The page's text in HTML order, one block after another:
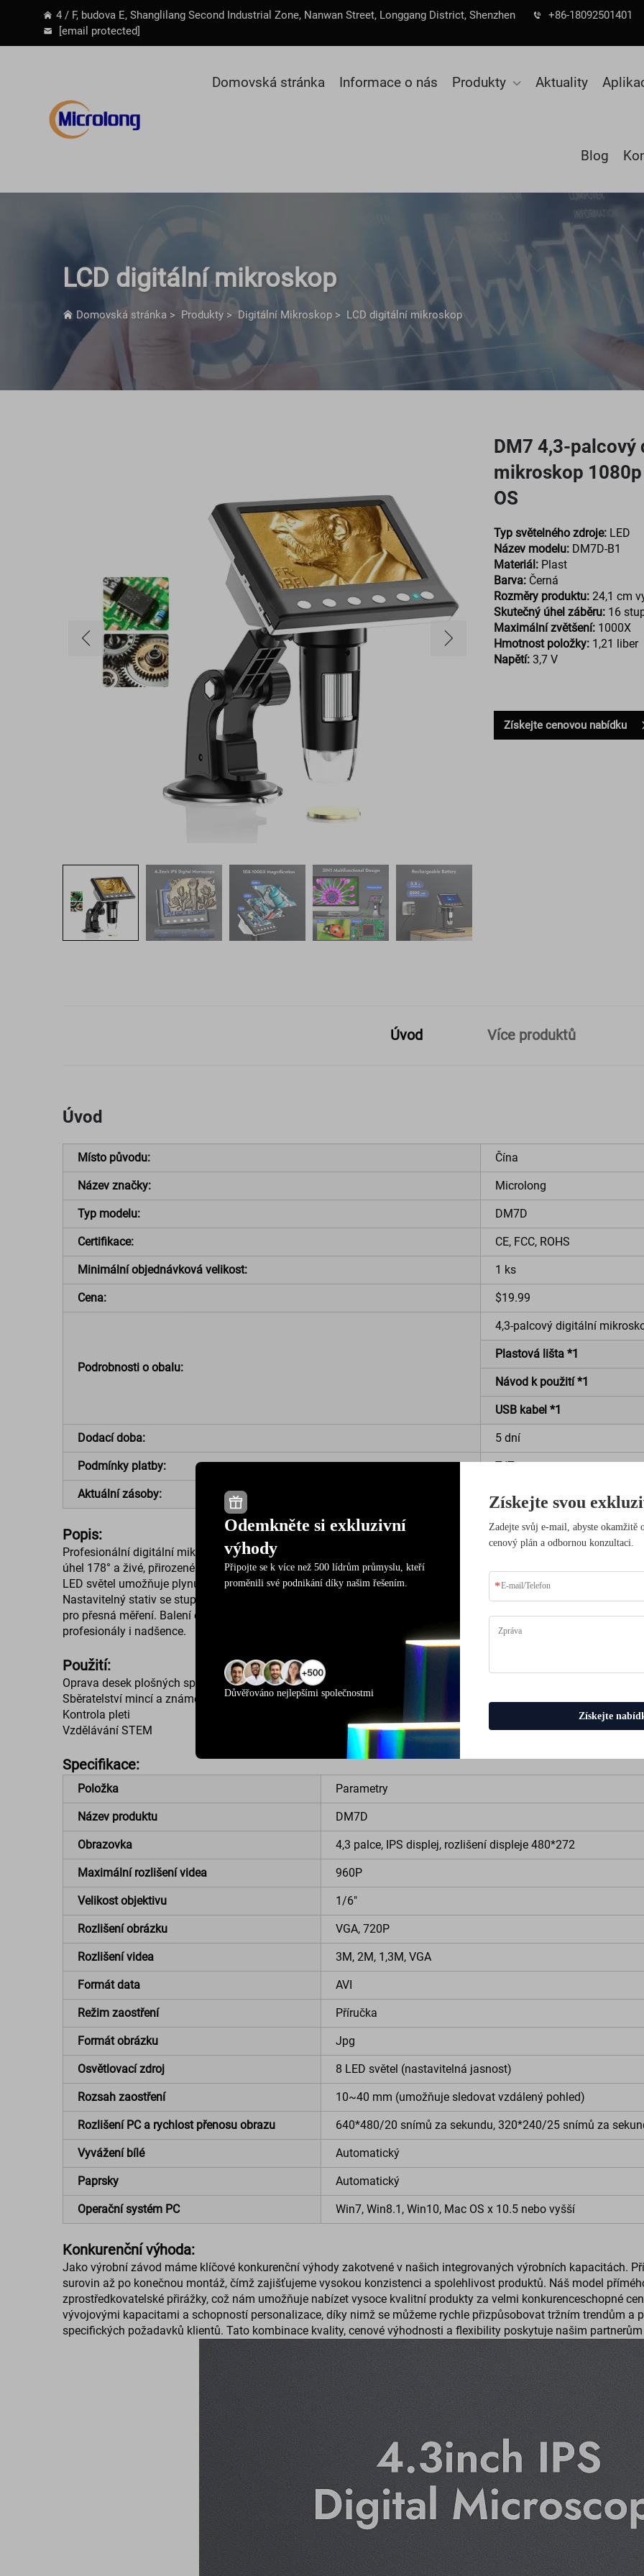
4 / F, budova E, Shanglilang Second Industrial Zone, Nanwan Street, Longgang District, Shenzhen
+86-18092501401
[email protected]
Domovská stránka Informace o nás Produkty Aktuality
Blog
LCD digitální mikroskop
Domovská stránka > Produkty > Digitální Mikroskop > LCD digitální mikroskop
DM7 4,3-
mikroskop
OS
Typ světelného zdroje: LED
Název modelu: DM7D-B1
Materiál: Plast
Barva: Černá
Rozměry produktu: 24,1 cm
Skutečný úhel záběru: 16
Maximální zvětšení: 1000X
Hmotnost položky: 1,21 liber
Napětí: 3,7 V
Získejte cenovou nabídku
Úvod Více produktů
Úvod
Místo původu: Čína
Název značky: Microlong
Typ modelu: DM7D
Certifikace: CE, FCC, ROHS
Minimální objednávková velikost: 1 ks
Cena: $19.99
Podrobnosti o obalu:
4,3-palcový digitální
Plastová lišta *1
Návod k použití *1
USB kabel *1
Dodací doba: 5 dní
Podmínky platby: T/T
Aktuální zásoby: 10000+
Popis:
Profesionální digitální mikroskop DM7 kombinuje výjimečné možnosti pozorování s uživatelsky přívětivým
úhel 178° a živé, přirozené barvy. S 50x až 1000x zvětšením můžete prozkoumávat jemné detaily mincí, desek
LED světel umožňuje plynulé stmívání od 0 % do 100 % pro optimální osvětlení šetrné k očím.
Nastavitelný stativ se stupnicí zajišťuje přesné umístění a přenosnost. Intuitivní rozhraní umožňuje snadné
pro přesná měření. Balení obsahuje mikroskop, návod k obsluze a kabel typu C, podporovaný odbornou
profesionály i nadšence.
Použití:
Oprava desek plošných spojů
Sběratelství mincí a známek
Kontrola pleti
Vzdělávání STEM
Specifikace:
Položka Parametry
Název produktu DM7D
Obrazovka 4,3 palce, IPS displej, rozlišení displeje 480*272
Maximální rozlišení videa 960P
Velikost objektivu 1/6"
Rozlišení obrázku VGA, 720P
Rozlišení videa 3M, 2M, 1,3M, VGA
Formát data AVI
Režim zaostření Příručka
Formát obrázku Jpg
Osvětlovací zdroj 8 LED světel (nastavitelná jasnost)
Rozsah zaostření 10~40 mm (umožňuje sledovat vzdálený pohled)
Rozlišení PC a rychlost přenosu obrazu 640*480/20 snímů za sekundu, 320*240/25 snímů za
Vyvážení bílé Automatický
Paprsky Automatický
Operační systém PC Win7, Win8.1, Win10, Mac OS x 10.5 nebo vyšší
Konkurenční výhoda:
Jako výrobní závod máme klíčové konkurenční výhody zakotvené v našich integrovaných výrobních kapacitách.
surovin až po konečnou montáž, čímž zajišťujeme vysokou konzistenci a spolehlivost produktů. Náš model
zprostředkovatelské přirážky, což nám umožňuje nabízet vysoce kvalitní produkty za velmi konkurenceschopné
vývojovými kapacitami a schopností personalizace, díky nimž se můžeme rychle přizpůsobovat tržním trendům a
specifických požadavků klientů. Tato kombinace kvality, cenové výhodnosti a flexibility poskytuje našim
Odemkněte si exkluzivní
výhody
Připojte se k více než 500 lídrům průmyslu, kteří
proměnili své podnikání díky našim řešením.
Důvěřováno nejlepšími společnostmi
Získejte svou
Zadejte svůj e-mail, abyste okamžitě
cenový plán a odbornou konzultaci.
Získejte